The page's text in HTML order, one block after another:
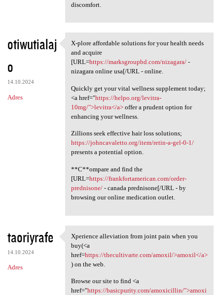
discomfort.
otiwutialaj
o
14.10.2024
Adres
X-plore affordable solutions
X-plore affordable solutions for your health needs
and acquire
[URL=https://marksgroupbd.com/nizagara/-
nizagara online usa[/URL - online.
Quickly get your vital wellness supplement today;
<a href="https://helpo.org/levitra-
10mg/">levitra</a>offer a prudent option for
enhancing your wellness.
Zillions seek effective hair loss solutions;
https://johncavaletto.org/item/retin-a-gel-0-1/
presents a potential option.
**C**ompare and find the
[URL=https://frankfortamerican.com/order-
prednisone/- canada prednisone[/URL - by
browsing our online medication outlet.
taoriyrafe
14.10.2024
Adres
Xperience alleviation from
Xperience alleviation from joint pain when you
buy(<a
href=https://thecultivarte.com/amoxil/>amoxil</a>
) on the web.
Browse our site to find <a
href="https://basicpurity.com/amoxicillin/">amoxi